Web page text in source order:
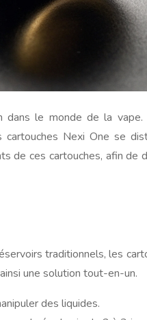
le monde de la
Nexi One se
de ces cartouches, afin
traditionnels, les
une solution tout-en-un.
des liquides.